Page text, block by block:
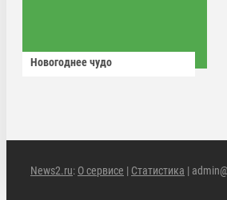
Новогоднее чудо
News2.ru: О сервисе | Статистика |